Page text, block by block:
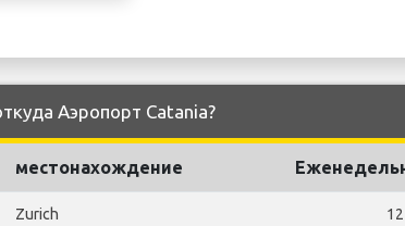
Аэропорт Catania?
местонахождение
Zurich 12